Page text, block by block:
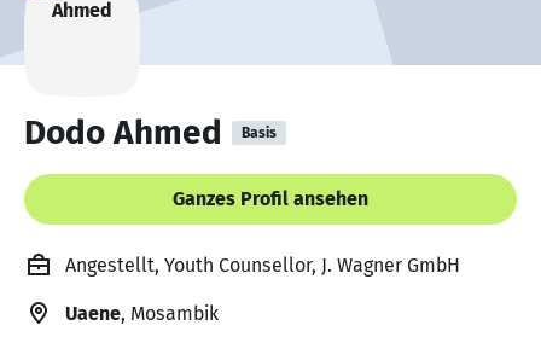
Dodo Ahmed Basis
Ganzes Profil ansehen
Angestellt, Youth Counsellor, J. Wagner GmbH
Uaene, Mosambik